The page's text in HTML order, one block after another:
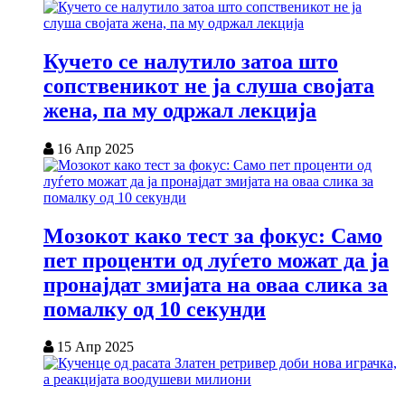
Кучето се налутило затоа што
сопственикот не ја слуша својата
жена, па му одржал лекција
16 Апр 2025
Мозокот како тест за фокус: Само
пет проценти од луѓето можат да ја
пронајдат змијата на оваа слика за
помалку од 10 секунди
15 Апр 2025